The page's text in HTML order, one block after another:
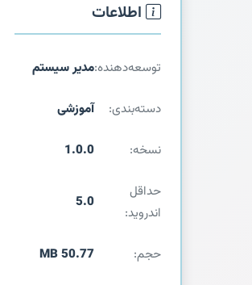
اطلاعات
توسعه‌دهنده:مدیر سیستم
دسته‌بندی: آموزشی
نسخه: 1.0.0
حداقل
اندروید:
5.0
حجم: 50.77 MB